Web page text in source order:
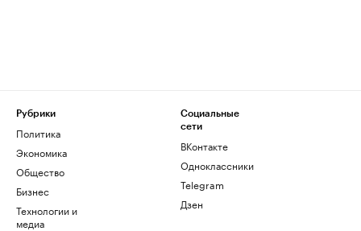
Рубрики
Политика
Экономика
Общество
Бизнес
Технологии и
медиа
Социальные
сети
ВКонтакте
Одноклассники
Telegram
Дзен